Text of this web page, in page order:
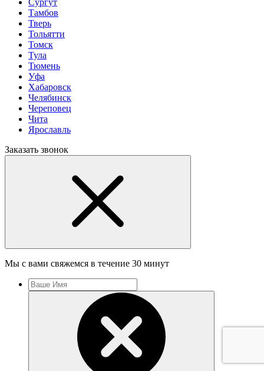
Тамбов
Тверь
Тольятти
Томск
Тула
Тюмень
Уфа
Хабаровск
Челябинск
Череповец
Чита
Ярославль
Заказать звонок
Мы с вами свяжемся в течение 30 минут